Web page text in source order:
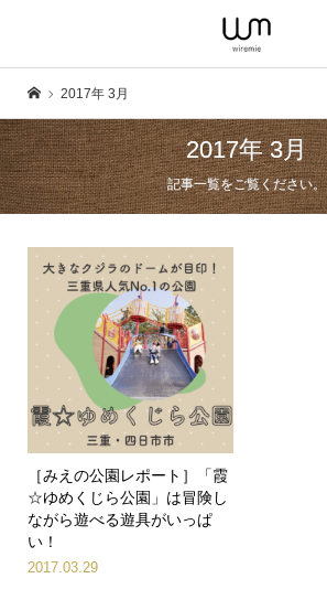
2017年 3月
2017年 3月
記事一覧をご覧ください。
［みえの公園レポート］「霞
☆ゆめくじら公園」は冒険し
ながら遊べる遊具がいっぱ
い！
2017.03.29